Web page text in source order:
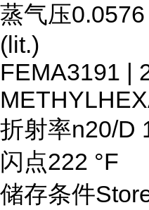
蒸气压
(lit.)
FEMA3191 |
折射率n20/D
闪点222 °F
储存条件